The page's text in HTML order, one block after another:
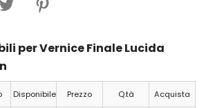
per Vernice Finale Lucida
Disponibile Prezzo Q.tà Acquista